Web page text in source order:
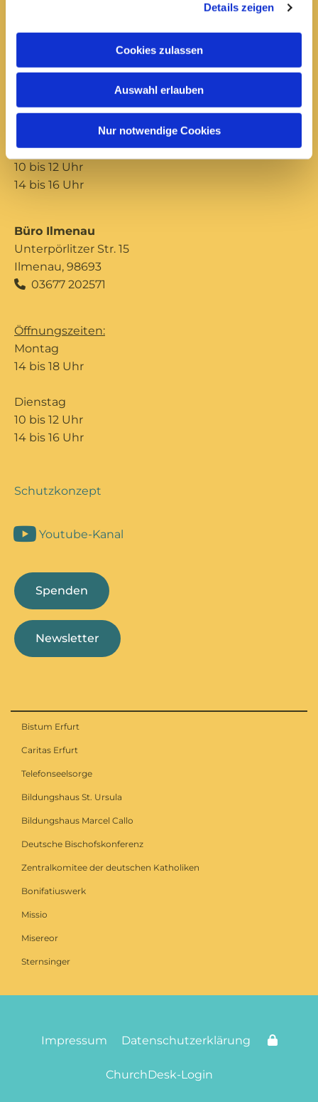
Details zeigen
Cookies zulassen
Auswahl erlauben
Nur notwendige Cookies
Mittwoch
14 bis 16 Uhr
Donnerstag
10 bis 12 Uhr
14 bis 16 Uhr
Büro Ilmenau
Unterpörlitzer Str. 15
Ilmenau, 98693
 03677 202571
Öffnungszeiten:
Montag
14 bis 18 Uhr
Dienstag
10 bis 12 Uhr
14 bis 16 Uhr
Schutzkonzept
Youtube-Kanal
Spenden
Newsletter
Bistum Erfurt
Caritas Erfurt
Telefonseelsorge
Bildungshaus St. Ursula
Bildungshaus Marcel Callo
Deutsche Bischofskonferenz
Zentralkomitee der deutschen Katholiken
Bonifatiuswerk
Missio
Misereor
Sternsinger
Impressum Datenschutzerklärung
ChurchDesk-Login